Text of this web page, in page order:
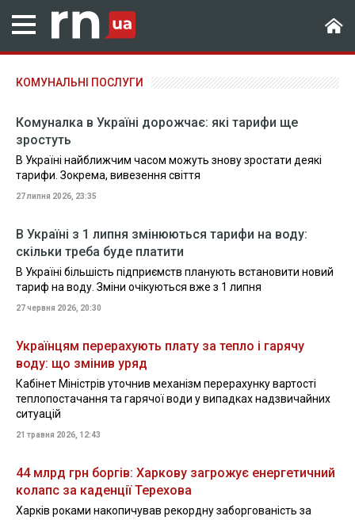
КОМУНАЛЬНІ ПОСЛУГИ
Комуналка в Україні дорожчає: які тарифи ще
зростуть
В Україні найближчим часом можуть знову зростати деякі
тарифи. Зокрема, вивезення свіття
27 липня 2026, 23:35
В Україні з 1 липня змінюються тарифи на воду:
скільки треба буде платити
В Україні більшість підприємств планують встановити новий
тариф на воду. Зміни очікуються вже з 1 липня
27 червня 2026, 20:30
Українцям перерахують плату за тепло і гарячу
воду: що змінив уряд
Кабінет Міністрів уточнив механізм перерахунку вартості
теплопостачання та гарячої води у випадках надзвичайних
ситуацій
21 травня 2026, 12:43
44 млрд грн боргів: Харкову загрожує енергетичний
колапс за каденції Терехова
Харків роками накопичував рекордну заборгованість за